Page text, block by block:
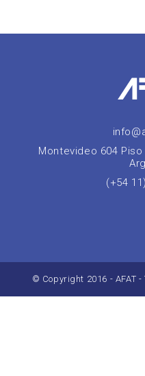
Montevideo 604 Piso
(+54
© Copyright 2016 - AFAT